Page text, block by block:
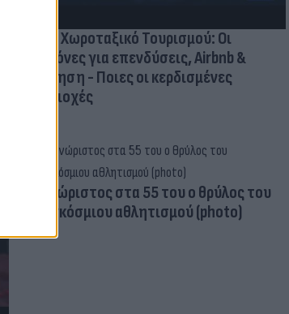
Νέο Χωροταξικό Τουρισμού: Οι
κανόνες για επενδύσεις, Airbnb &
δόμηση - Ποιες οι κερδισμένες
περιοχές
Aγνώριστος στα 55 του ο θρύλος του
παγκόσμιου αθλητισμού (photo)